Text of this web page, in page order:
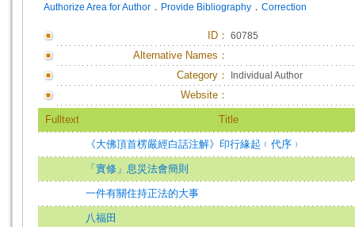
Authorize Area for Author ． Provide Bibliography ． Correction
ID ： 60785
Alternative Names：
Category：
Individual Author
Website：
Fulltext Title
《大佛頂首楞嚴經白話注解》印行緣起﹙代序﹚
「實修」息災法會簡則
一件有關住持正法的大事
八福田